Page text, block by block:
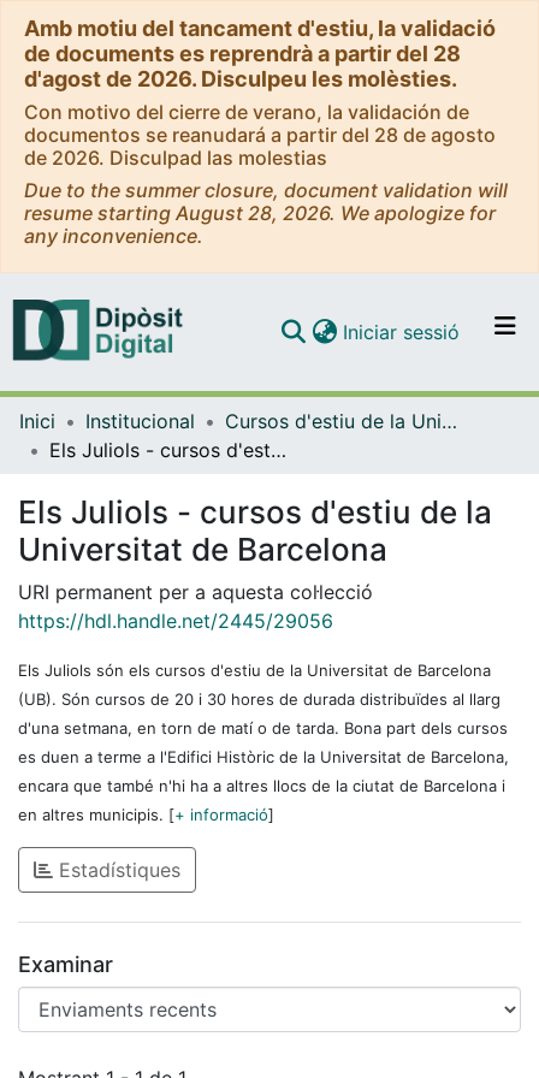
Amb motiu del tancament d'estiu, la validació
de documents es reprendrà a partir del 28
d'agost de 2026. Disculpeu les molèsties.
Con motivo del cierre de verano, la validación de
documentos se reanudará a partir del 28 de agosto
de 2026. Disculpad las molestias
Due to the summer closure, document validation will
resume starting August 28, 2026. We apologize for
any inconvenience.
Navega per tot el DD
Contacte
Iniciar sessió (current)
Inici Institucional
Cursos d'estiu de la Universitat de Barcelona
Els Juliols - cursos d'estiu de la Universitat de Barcelona
Els Juliols - cursos d'estiu de la
Universitat de Barcelona
URI permanent per a aquesta col·lecció
https://hdl.handle.net/2445/29056
Els Juliols són els cursos d'estiu de la Universitat de Barcelona
(UB). Són cursos de 20 i 30 hores de durada distribuïdes al llarg
d'una setmana, en torn de matí o de tarda. Bona part dels cursos
es duen a terme a l'Edifici Històric de la Universitat de Barcelona,
encara que també n'hi ha a altres llocs de la ciutat de Barcelona i
en altres municipis. [+ informació]
Estadístiques
Examinar